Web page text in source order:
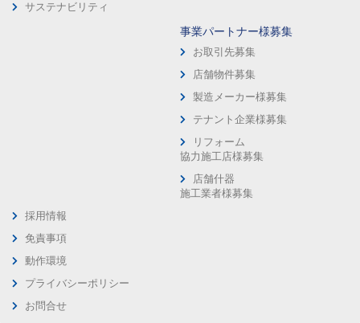
サステナビリティ
事業パートナー様募集
お取引先募集
店舗物件募集
製造メーカー様募集
テナント企業様募集
リフォーム
協力施工店様募集
店舗什器
施工業者様募集
採用情報
免責事項
動作環境
プライバシーポリシー
お問合せ